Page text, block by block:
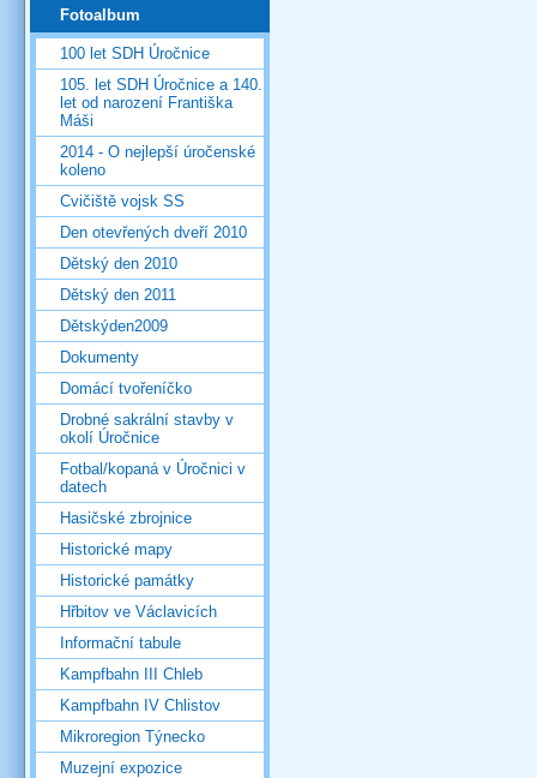
Fotoalbum
100 let SDH Úročnice
105. let SDH Úročnice a 140.
let od narození Františka
Máši
2014 - O nejlepší úročenské
koleno
Cvičiště vojsk SS
Den otevřených dveří 2010
Dětský den 2010
Dětský den 2011
Dětskýden2009
Dokumenty
Domácí tvořeníčko
Drobné sakrální stavby v
okolí Úročnice
Fotbal/kopaná v Úročnici v
datech
Hasičské zbrojnice
Historické mapy
Historické památky
Hřbitov ve Václavicích
Informační tabule
Kampfbahn III Chleb
Kampfbahn IV Chlistov
Mikroregion Týnecko
Muzejní expozice